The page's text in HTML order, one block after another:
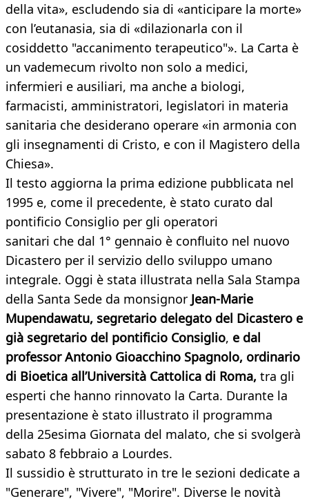
della vita», escludendo sia di «anticipare la morte»
con l’eutanasia, sia di «dilazionarla con il
cosiddetto "accanimento terapeutico"». La Carta è
un vademecum rivolto non solo a medici,
infermieri e ausiliari, ma anche a biologi,
farmacisti, amministratori, legislatori in materia
sanitaria che desiderano operare «in armonia con
gli insegnamenti di Cristo, e con il Magistero della
Chiesa».
Il testo aggiorna la prima edizione pubblicata nel
1995 e, come il precedente, è stato curato dal
pontificio Consiglio per gli operatori
sanitari che dal 1° gennaio è confluito nel nuovo
Dicastero per il servizio dello sviluppo umano
integrale. Oggi è stata illustrata nella Sala Stampa
della Santa Sede da monsignor Jean-Marie
Mupendawatu, segretario delegato del Dicastero e
già segretario del pontificio Consiglio, e dal
professor Antonio Gioacchino Spagnolo, ordinario
di Bioetica all’Università Cattolica di Roma, tra gli
esperti che hanno rinnovato la Carta. Durante la
presentazione è stato illustrato il programma
della 25esima Giornata del malato, che si svolgerà
sabato 8 febbraio a Lourdes.
Il sussidio è strutturato in tre le sezioni dedicate a
"Generare", "Vivere", "Morire". Diverse le novità